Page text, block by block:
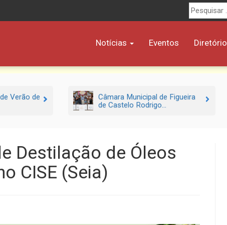
Procurar
por:
Notícias Eventos Diretório
Verão de
Câmara Municipal de Figueira
de Castelo Rodrigo...
Destilação de Óleos
CISE (Seia)